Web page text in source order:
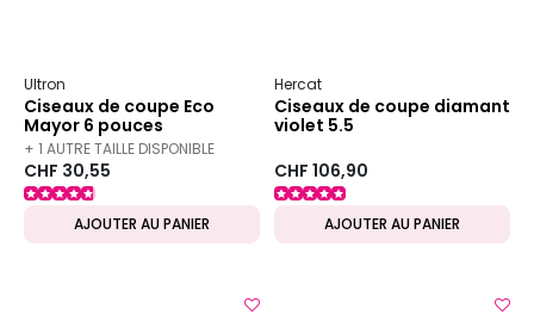
Ultron
Ciseaux de coupe Eco
Mayor 6 pouces
+ 1 AUTRE TAILLE DISPONIBLE
CHF 30,55
AJOUTER AU PANIER
Hercat
Ciseaux de coupe diamant
violet 5.5
CHF 106,90
AJOUTER AU PANIER